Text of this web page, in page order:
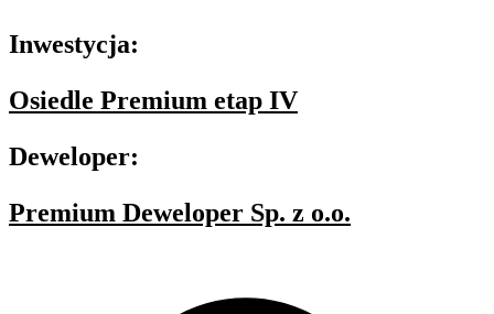
Inwestycja:
Osiedle Premium etap IV
Deweloper:
Premium Deweloper Sp. z o.o.